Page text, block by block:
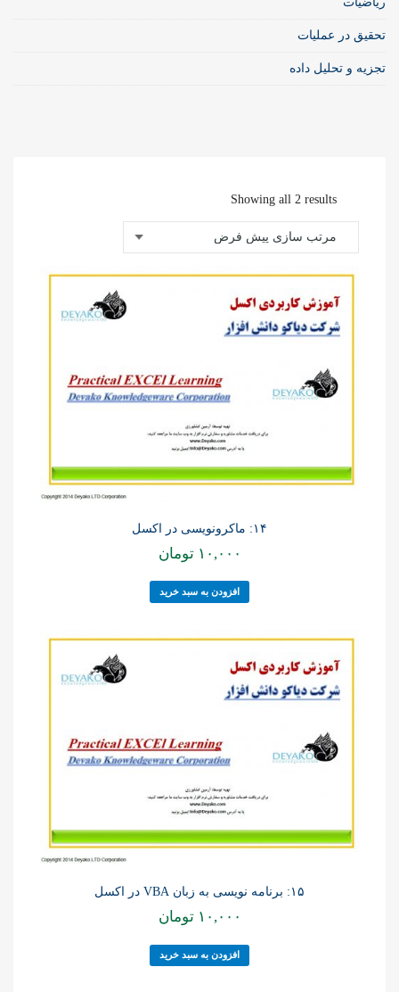
تحقیق در عملیات
تجزیه و تحلیل داده
Showing all 2 results
۱۴: ماکرونویسی در اکسل
۱۰,۰۰۰ تومان
افزودن به سبد خرید
۱۵: برنامه نویسی به زبان VBA در اکسل
۱۰,۰۰۰ تومان
افزودن به سبد خرید